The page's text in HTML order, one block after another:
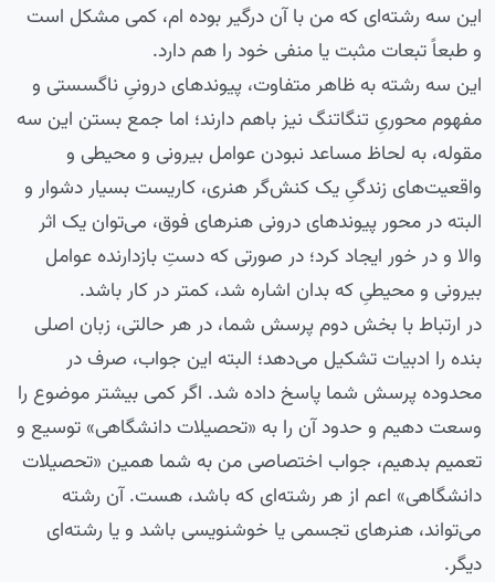
این سه رشته‌ای که من با آن درگیر بوده ام، کمی مشکل است
و طبعاً تبعات مثبت یا منفی خود را هم دارد.
این سه رشته به ظاهر متفاوت، پیوندهای درونیِ ناگسستی و
مفهوم‌ محوریِ تنگاتنگ نیز باهم دارند؛ اما جمع بستن این سه
مقوله، به لحاظ مساعد نبودن عوامل بیرونی و محیطی و
واقعیت‌های زندگیِ یک کنش‌گر هنری، کاریست بسیار دشوار و
البته در محور پیوندهای درونی هنرهای فوق، می‌توان یک اثر
والا و در خور ایجاد کرد؛‌ در صورتی که دستِ بازدارنده عوامل
بیرونی و محیطیِ که بدان اشاره شد، کمتر در کار باشد.
در ارتباط با بخش دوم پرسش شما، در هر حالتی، زبان اصلی
بنده را ادبیات تشکیل می‌دهد؛ البته این جواب، صرف در
محدوده پرسش شما پاسخ داده شد. اگر کمی بیشتر موضوع را
وسعت دهیم و حدود آن را به «تحصیلات دانشگاهی» توسیع و
تعمیم بدهیم، جواب اختصاصی من به شما همین «تحصیلات
دانشگاهی» اعم از هر رشته‌ای که باشد، هست. آن رشته
می‌تواند، هنرهای تجسمی یا خوشنویسی باشد و یا رشته‌ای
دیگر.